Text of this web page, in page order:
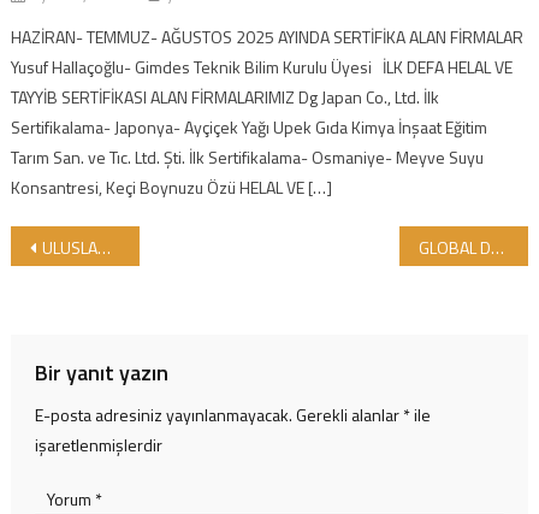
HAZİRAN- TEMMUZ- AĞUSTOS 2025 AYINDA SERTİFİKA ALAN FİRMALAR
Yusuf Hallaçoğlu- Gimdes Teknik Bilim Kurulu Üyesi İLK DEFA HELAL VE
TAYYİB SERTİFİKASI ALAN FİRMALARIMIZ Dg Japan Co., Ltd. İlk
Sertifikalama- Japonya- Ayçiçek Yağı Upek Gıda Kimya İnşaat Eğitim
Tarım San. ve Tıc. Ltd. Şti. İlk Sertifikalama- Osmaniye- Meyve Suyu
Konsantresi, Keçi Boynuzu Özü HELAL VE […]
Yazı gezinmesi
ULUSLARARASI BİR TOPLANTI İÇİN GİMDES 9-10 TARİHLERİNDE MISIR’DA GLOBAL DÜNYANIN HELAL PENCERESİNE DÜNYADAN BÜYÜK İLGİ
Bir yanıt yazın
E-posta adresiniz yayınlanmayacak.Gerekli alanlar*ile
işaretlenmişlerdir
Yorum *